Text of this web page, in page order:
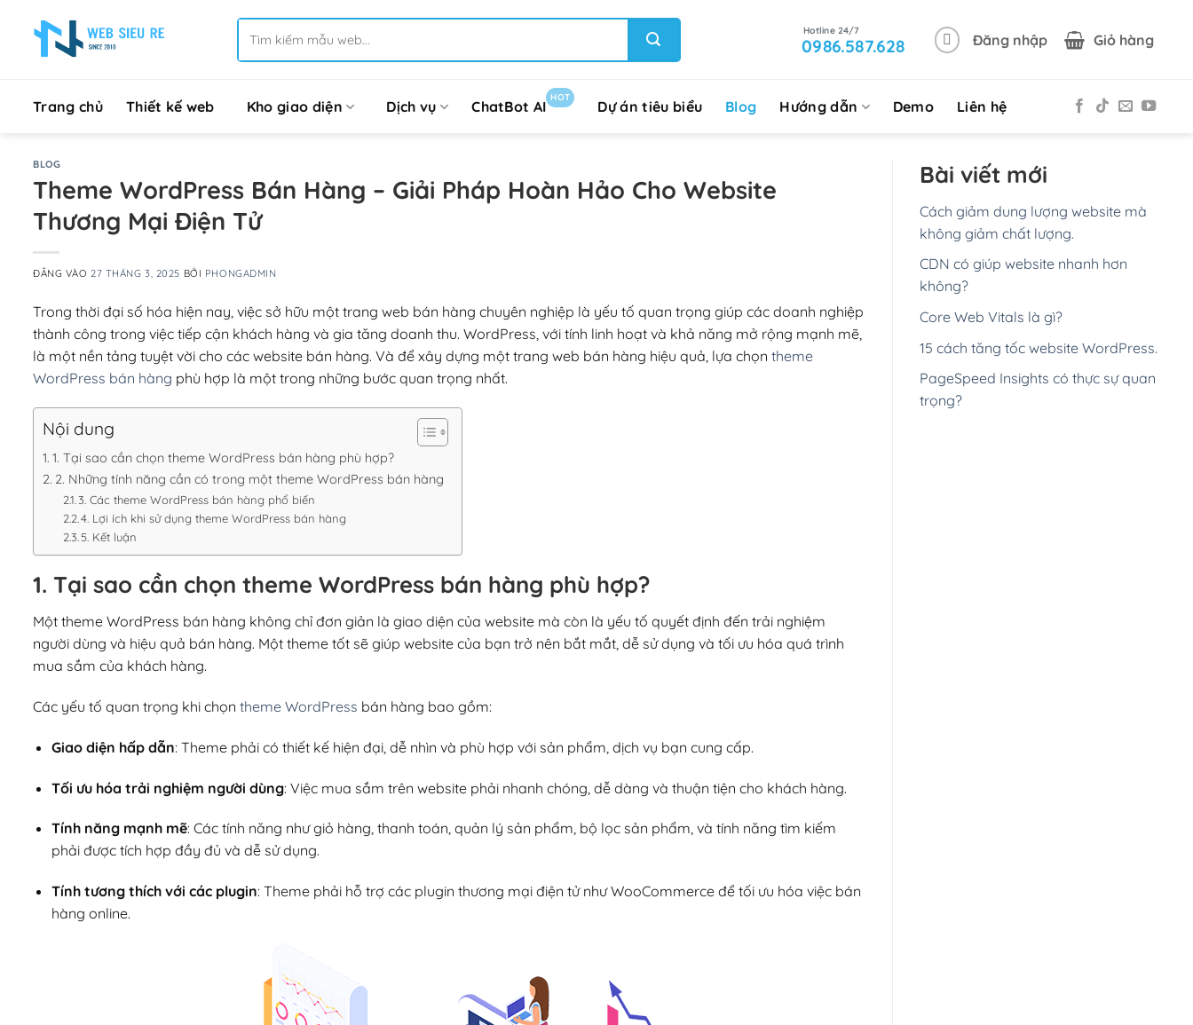
kiếm:
0986.587.628 Đăng nhập Giỏ hàng
Trang chủ Thiết kế web Kho giao diện Dịch vụ ChatBot AI
HOT
Dự án tiêu biểu Blog Hướng dẫn Demo Liên hệ
BLOG
Theme WordPress Bán Hàng – Giải Pháp Hoàn Hảo Cho Website
Thương Mại Điện Tử
ĐĂNG VÀO27 THÁNG 3, 2025 BỞI PHONGADMIN
Trong thời đại số hóa hiện nay, việc sở hữu một trang web bán hàng chuyên nghiệp là yếu tố quan trọng giúp các doanh nghiệp
thành công trong việc tiếp cận khách hàng và gia tăng doanh thu. WordPress, với tính linh hoạt và khả năng mở rộng mạnh mẽ,
là một nền tảng tuyệt vời cho các website bán hàng. Và để xây dựng một trang web bán hàng hiệu quả, lựa chọn theme
WordPress bán hàng phù hợp là một trong những bước quan trọng nhất.
Nội dung
1. Tại sao cần chọn theme WordPress bán hàng phù hợp?
2. Những tính năng cần có trong một theme WordPress bán hàng
3. Các theme WordPress bán hàng phổ biến
4. Lợi ích khi sử dụng theme WordPress bán hàng
5. Kết luận
1. Tại sao cần chọn theme WordPress bán hàng phù hợp?
Một theme WordPress bán hàng không chỉ đơn giản là giao diện của website mà còn là yếu tố quyết định đến trải nghiệm
người dùng và hiệu quả bán hàng. Một theme tốt sẽ giúp website của bạn trở nên bắt mắt, dễ sử dụng và tối ưu hóa quá trình
mua sắm của khách hàng.
Các yếu tố quan trọng khi chọn theme WordPress bán hàng bao gồm:
Giao diện hấp dẫn: Theme phải có thiết kế hiện đại, dễ nhìn và phù hợp với sản phẩm, dịch vụ bạn cung cấp.
Tối ưu hóa trải nghiệm người dùng: Việc mua sắm trên website phải nhanh chóng, dễ dàng và thuận tiện cho khách hàng.
Tính năng mạnh mẽ: Các tính năng như giỏ hàng, thanh toán, quản lý sản phẩm, bộ lọc sản phẩm, và tính năng tìm kiếm
phải được tích hợp đầy đủ và dễ sử dụng.
Tính tương thích với các plugin: Theme phải hỗ trợ các plugin thương mại điện tử như WooCommerce để tối ưu hóa việc bán
hàng online.
Bài viết mới
Cách giảm dung lượng website mà
không giảm chất lượng.
CDN có giúp website nhanh hơn
không?
Core Web Vitals là gì?
15 cách tăng tốc website WordPress.
PageSpeed Insights có thực sự quan
trọng?